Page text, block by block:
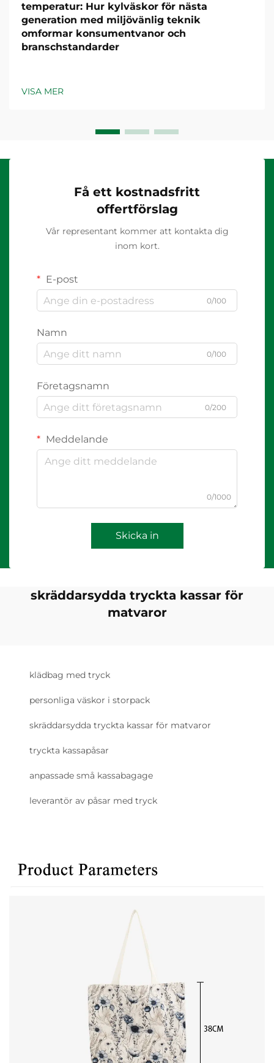
temperatur: Hur kylväskor för nästa
generation med miljövänlig teknik
omformar konsumentvanor och
branschstandarder
VISA MER
Få ett kostnadsfritt
offertförslag
Vår representant kommer att kontakta dig
inom kort.
E-post
0/100
Namn
0/100
Företagsnamn
0/200
Meddelande
0/1000
Skicka in
skräddarsydda tryckta kassar för
matvaror
klädbag med tryck
personliga väskor i storpack
skräddarsydda tryckta kassar för matvaror
tryckta kassapåsar
anpassade små kassabagage
leverantör av påsar med tryck